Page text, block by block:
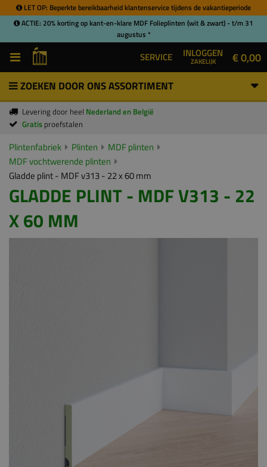
LET OP: Beperkte bereikbaarheid klantenservice tijdens de vakantieperiode
ACTIE: 20% korting op kant-en-klare MDF Folieplinten (wit & zwart) - t/m 31
augustus *
SERVICE INLOGGEN
ZAKELIJK € 0,00
ZOEKEN DOOR ONS ASSORTIMENT
Levering door heel Nederland en België
Gratis proefstalen
Plintenfabriek Plinten
MDF plinten
MDF vochtwerende plinten
Gladde plint - MDF v313 - 22 x 60 mm
GLADDE PLINT - MDF V313 - 22
X 60 MM